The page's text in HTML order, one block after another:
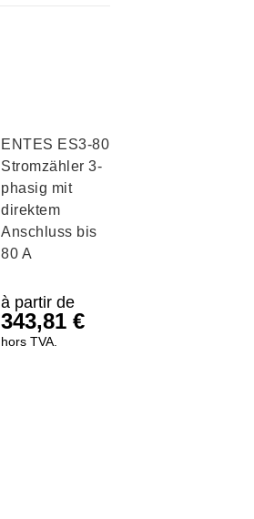
ENTES ES3-80
Stromzähler 3-
phasig mit
direktem
Anschluss bis
80 A
à partir de
343,81 €
hors TVA.